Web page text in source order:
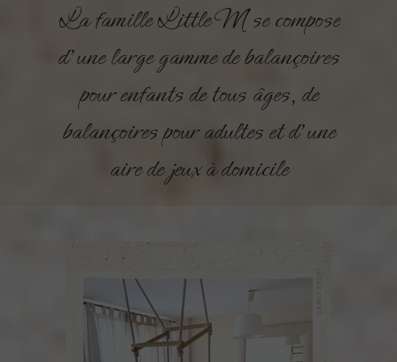
La famille Little M se compose
d'une large gamme de balançoires
pour enfants de tous âges, de
balançoires pour adultes et d'une
aire de jeux à domicile